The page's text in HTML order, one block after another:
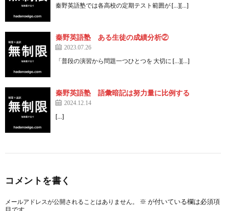
秦野英語塾では各高校の定期テスト範囲が […][…]
秦野英語塾 ある生徒の成績分析②
2023.07.26
「普段の演習から問題一つひとつを 大切に […][…]
秦野英語塾 語彙暗記は努力量に比例する
2024.12.14
[…]
コメントを書く
メールアドレスが公開されることはありません。 ※ が付いている欄は必須項